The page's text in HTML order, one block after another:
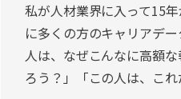
私が人材業界に入って15
に多くの方のキャリアデ
人は、なぜこんなに高額
ろう？」「この人は、こ